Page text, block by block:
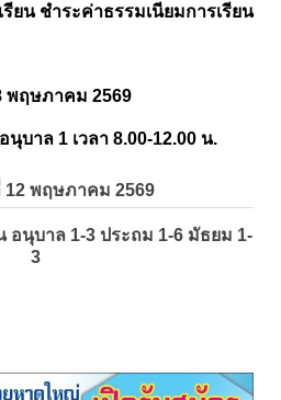
ยน ชำระค่าธรรมเนียมการเรียน
พฤษภาคม 2569
นุบาล 1 เวลา 8.00-12.00 น.
12 พฤษภาคม 2569
อนุบาล 1-3 ประถม 1-6 มัธยม 1-
3